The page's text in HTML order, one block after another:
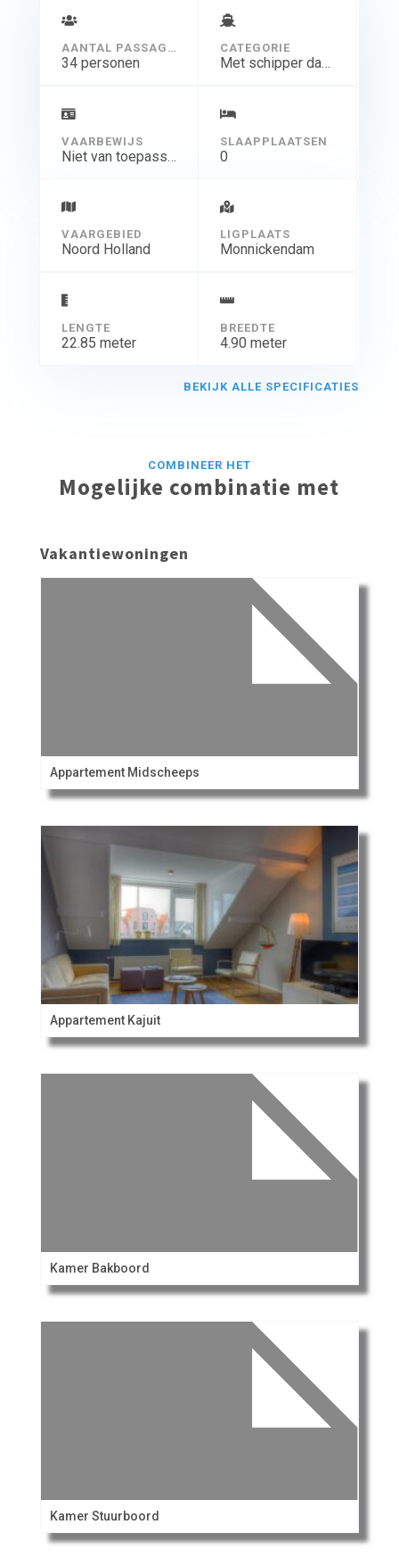
AANTAL PASSAGIERS
34 personen
CATEGORIE
Met schipper dagtocht
VAARBEWIJS
Niet van toepassing
SLAAPPLAATSEN
0
VAARGEBIED
Noord Holland
LIGPLAATS
Monnickendam
LENGTE
22.85 meter
BREEDTE
4.90 meter
BEKIJK ALLE SPECIFICATIES
COMBINEER HET
Mogelijke combinatie met
Vakantiewoningen
Appartement Midscheeps
Appartement Kajuit
Kamer Bakboord
Kamer Stuurboord